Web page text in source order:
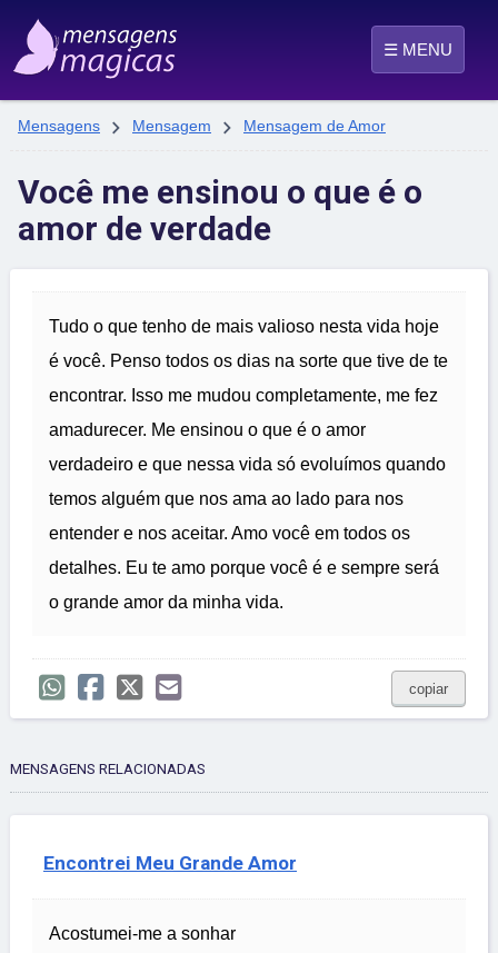
☰ MENU
Mensagens  Mensagem  Mensagem de Amor
Você me ensinou o que é o
amor de verdade
Tudo o que tenho de mais valioso nesta vida hoje
é você. Penso todos os dias na sorte que tive de te
encontrar. Isso me mudou completamente, me fez
amadurecer. Me ensinou o que é o amor
verdadeiro e que nessa vida só evoluímos quando
temos alguém que nos ama ao lado para nos
entender e nos aceitar. Amo você em todos os
detalhes. Eu te amo porque você é e sempre será
o grande amor da minha vida.
copiar
MENSAGENS RELACIONADAS
Encontrei Meu Grande Amor
Acostumei-me a sonhar